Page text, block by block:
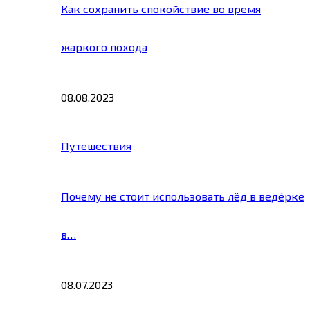
Как сохранить спокойствие во время
жаркого похода
08.08.2023
Путешествия
Почему не стоит использовать лёд в ведёрке
в…
08.07.2023